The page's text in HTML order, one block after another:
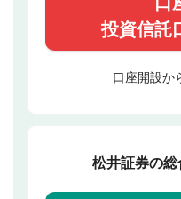
投資信託
口座開設か
松井証券の